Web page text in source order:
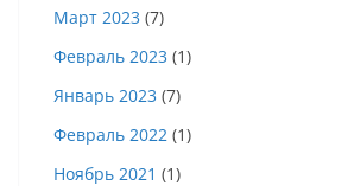
Март 2023 (7)
Февраль 2023 (1)
Январь 2023 (7)
Февраль 2022 (1)
Ноябрь 2021 (1)